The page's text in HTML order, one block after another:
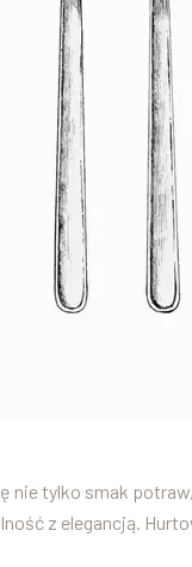
nie tylko smak
z elegancją.